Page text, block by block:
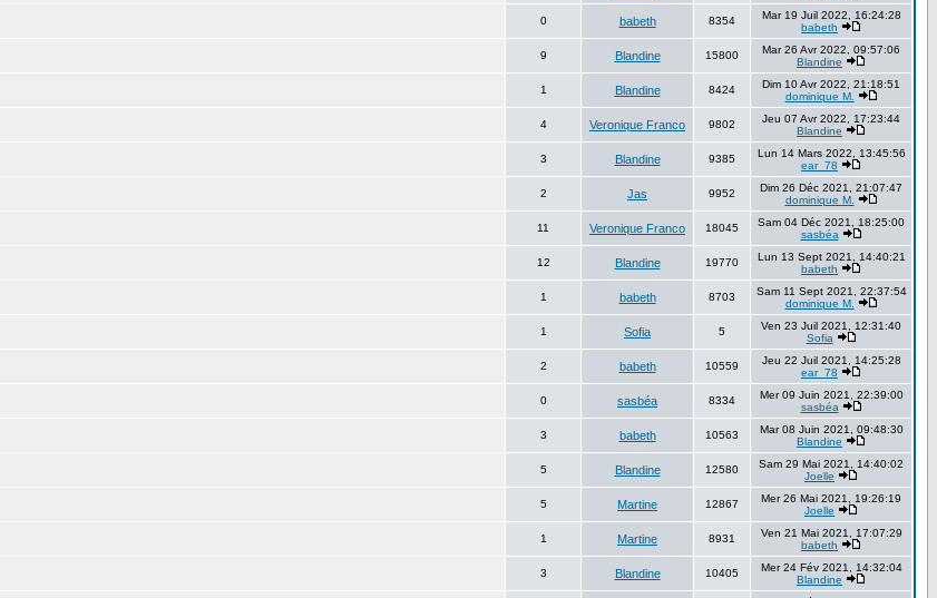
0 babeth 8354
Mar 19 Juil 2022, 16:24:28
babeth
9 Blandine 15800
Mar 26 Avr 2022, 09:57:06
Blandine
1 Blandine 8424
Dim 10 Avr 2022, 21:18:51
dominique M.
4 Veronique Franco 9802
Jeu 07 Avr 2022, 17:23:44
Blandine
3 Blandine 9385
Lun 14 Mars 2022, 13:45:56
ear_78
2 Jas 9952
Dim 26 Déc 2021, 21:07:47
dominique M.
11 Veronique Franco 18045
Sam 04 Déc 2021, 18:25:00
sasbéa
12 Blandine 19770
Lun 13 Sept 2021, 14:40:21
babeth
1 babeth 8703
Sam 11 Sept 2021, 22:37:54
dominique M.
1 Sofia 5
Ven 23 Juil 2021, 12:31:40
Sofia
2 babeth 10559
Jeu 22 Juil 2021, 14:25:28
ear_78
0 sasbéa 8334
Mer 09 Juin 2021, 22:39:00
sasbéa
3 babeth 10563
Mar 08 Juin 2021, 09:48:30
Blandine
5 Blandine 12580
Sam 29 Mai 2021, 14:40:02
Joelle
5 Martine 12867
Mer 26 Mai 2021, 19:26:19
Joelle
1 Martine 8931
Ven 21 Mai 2021, 17:07:29
babeth
3 Blandine 10405
Mer 24 Fév 2021, 14:32:04
Blandine